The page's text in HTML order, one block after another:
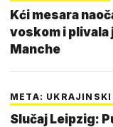
Kći mesara
voskom i plivala
Manche
META:
Slučaj Leipzig: